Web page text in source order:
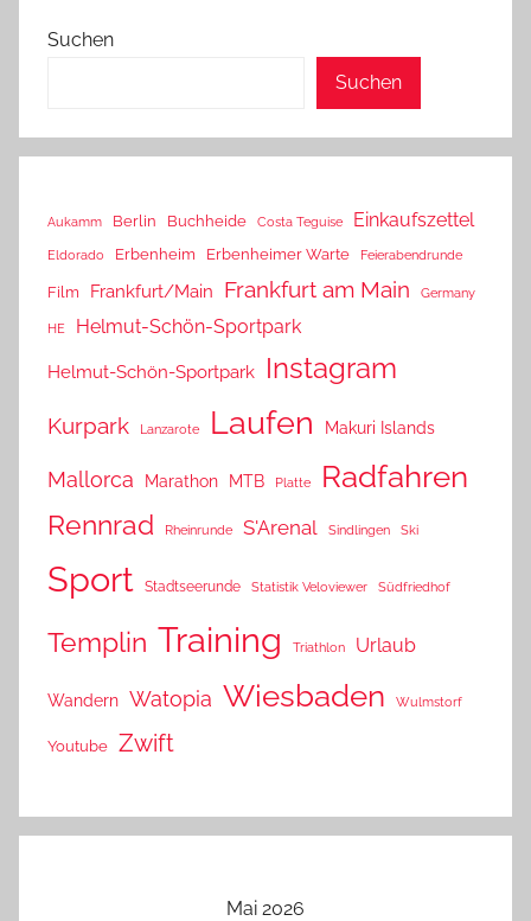
Suchen
Suchen
Aukamm Berlin Buchheide Costa Teguise Einkaufszettel
Eldorado Erbenheim Erbenheimer Warte Feierabendrunde
Film Frankfurt/Main Frankfurt am Main Germany
HE Helmut-Schön-Sportpark
Helmut-Schön-Sportpark Instagram
Kurpark Lanzarote Laufen Makuri Islands
Mallorca Marathon MTB Platte Radfahren
Rennrad Rheinrunde S'Arenal Sindlingen Ski
Sport Stadtseerunde Statistik Veloviewer Südfriedhof
Templin Training Triathlon Urlaub
Wandern Watopia Wiesbaden Wulmstorf
Youtube Zwift
Mai 2026